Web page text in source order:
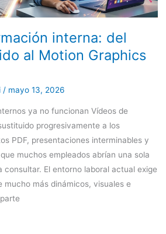
interna: del
al Motion Graphics
/ mayo 13, 2026
ya no funcionan Vídeos de
progresivamente a los
PDF, presentaciones interminables y
muchos empleados abrían una sola
El entorno laboral actual exige
mucho más dinámicos, visuales e